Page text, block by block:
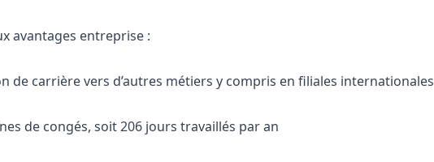
avantages entreprise :
de carrière vers d’autres métiers y compris en filiales internationales
de congés, soit 206 jours travaillés par an